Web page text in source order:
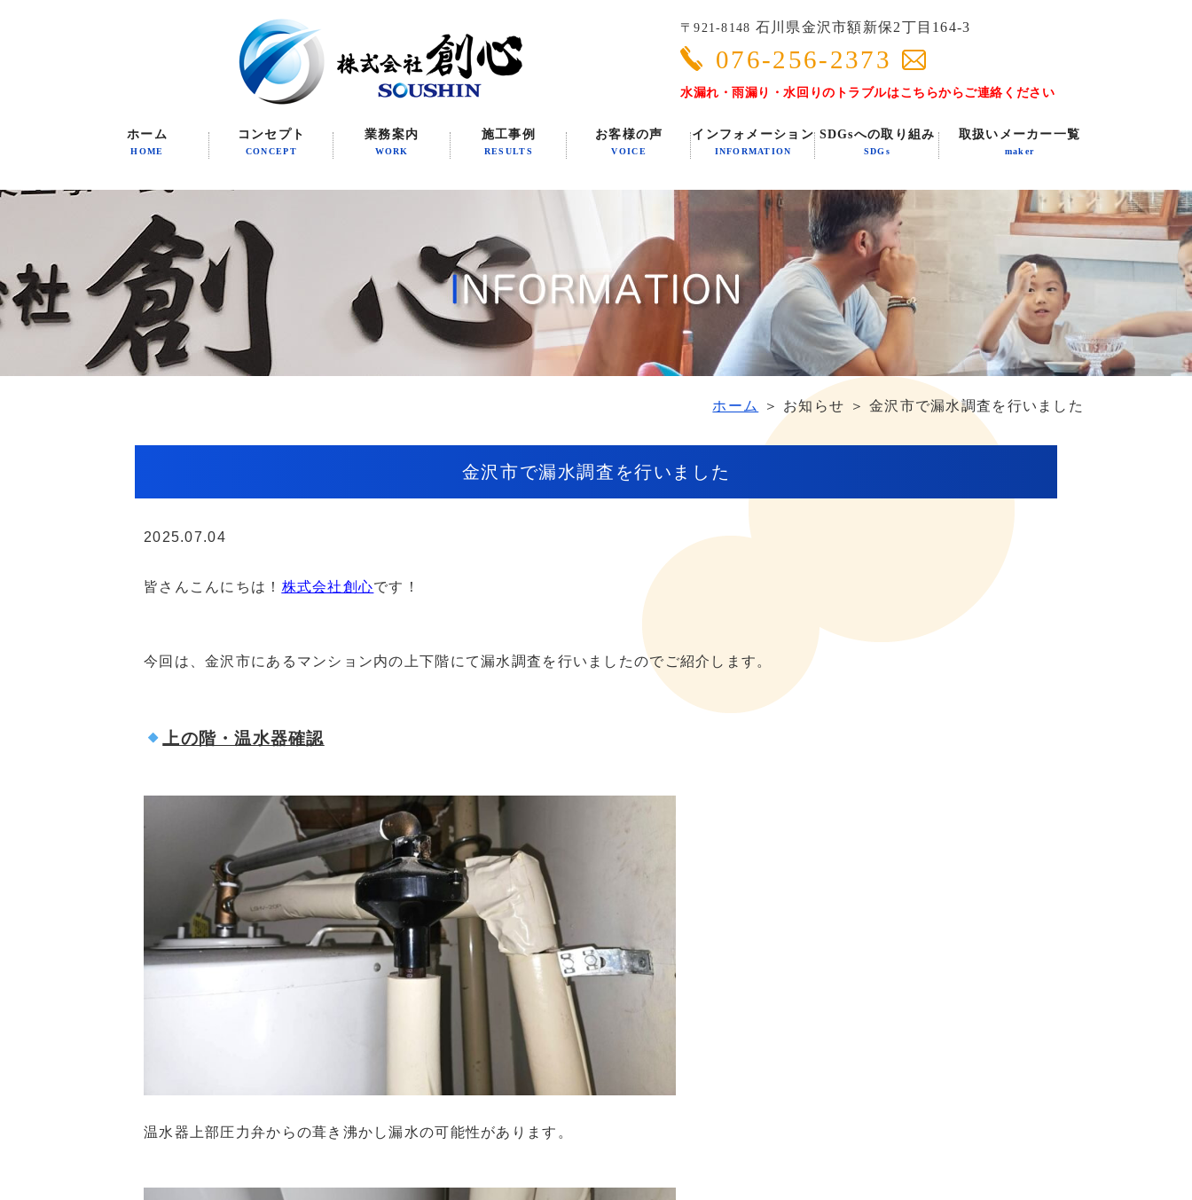
〒921-8148 石川県金沢市額新保2丁目164-3
076-256-2373
水漏れ・雨漏り・水回りのトラブルはこちらからご連絡ください
ホーム
HOME
コンセプト
CONCEPT
業務案内
WORK
施工事例
RESULTS
お客様の声
VOICE
インフォメーション
INFORMATION
SDGsへの取り組み
SDGs
取扱いメーカー一覧
maker
ホーム ＞ お知らせ ＞ 金沢市で漏水調査を行いました
金沢市で漏水調査を行いました
2025.07.04
皆さんこんにちは！ 株式会社創心です！
今回は、金沢市にあるマンション内の上下階にて漏水調査を行いましたのでご紹介します。
上の階・温水器確認
温水器上部圧力弁からの葺き沸かし漏水の可能性があります。